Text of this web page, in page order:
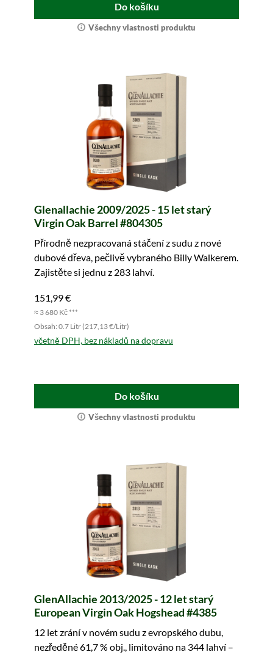
Do košíku
Všechny vlastnosti produktu
Glenallachie 2009/2025 - 15 let starý
Virgin Oak Barrel #804305
Přírodně nezpracovaná stáčení z sudu z nové
dubové dřeva, pečlivě vybraného Billy Walkerem.
Zajistěte si jednu z 283 lahví.
151,99 €
≈ 3 680 Kč ***
Obsah: 0.7 Litr (217,13 €/Litr)
včetně DPH, bez nákladů na dopravu
Do košíku
Všechny vlastnosti produktu
GlenAllachie 2013/2025 - 12 let starý
European Virgin Oak Hogshead #4385
12 let zrání v novém sudu z evropského dubu,
nezředěné 61,7 % obj., limitováno na 344 lahví –